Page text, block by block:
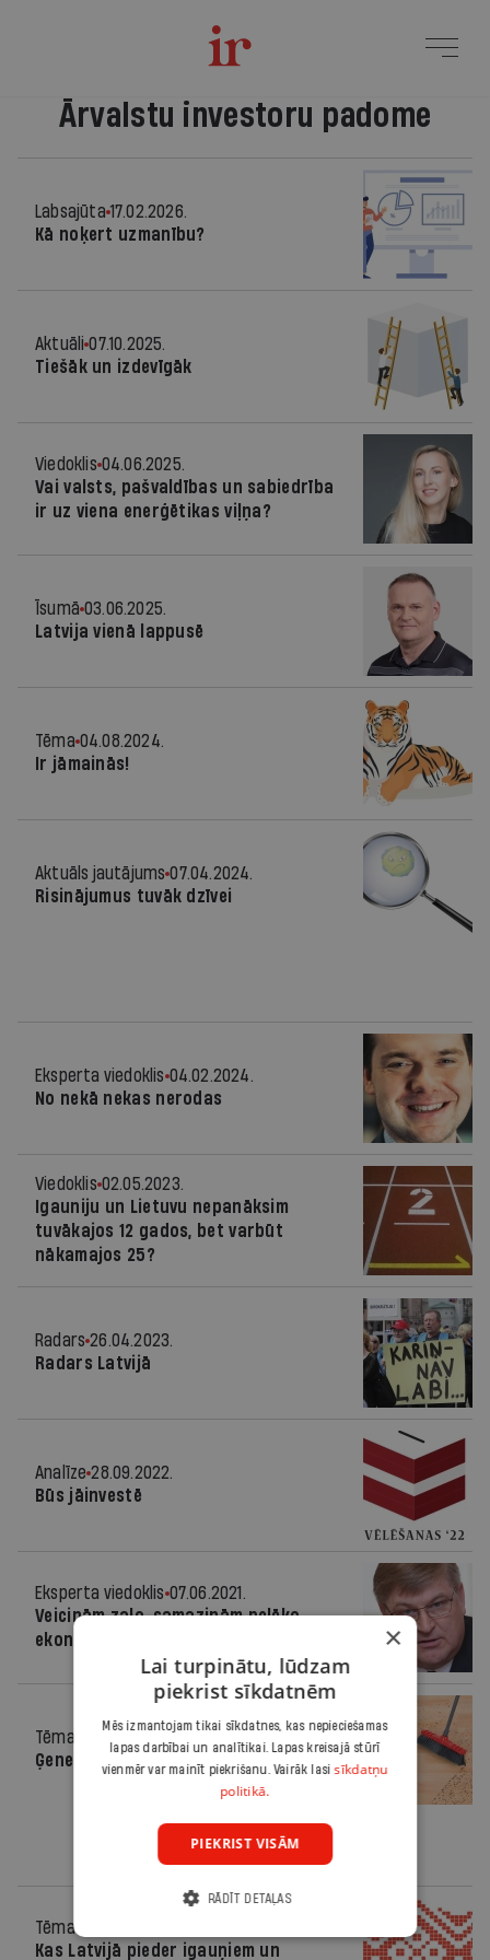
Ārvalstu investoru padome
Labsajūta 17.02.2026.
Kā noķert uzmanību?
Aktuāli 07.10.2025.
Tiešāk un izdevīgāk
Viedoklis 04.06.2025.
Vai valsts, pašvaldības un sabiedrība
ir uz viena enerģētikas viļņa?
Īsumā 03.06.2025.
Latvija vienā lappusē
Tēma 04.08.2024.
Ir jāmainās!
Aktuāls jautājums 07.04.2024.
Risinājumus tuvāk dzīvei
Eksperta viedoklis 04.02.2024.
No nekā nekas nerodas
Viedoklis 02.05.2023.
Igauniju un Lietuvu nepanāksim
tuvākajos 12 gados, bet varbūt
nākamajos 25?
Radars 26.04.2023.
Radars Latvijā
Analīze 28.09.2022.
Būs jāinvestē
Eksperta viedoklis 07.06.2021.
Veicinām zaļo, samazinām pelēko
ekonomiku
Tēma
Ģenerāltīrīšana
Tēma
Kas Latvijā pieder igauņiem un
×
Lai turpinātu, lūdzam
piekrist sīkdatnēm
Mēs izmantojam tikai sīkdatnes, kas nepieciešamas
lapas darbībai un analītikai. Lapas kreisajā stūrī
vienmēr var mainīt piekrišanu. Vairāk lasisīkdatņu
politikā.
PIEKRIST VISĀM
RĀDĪT DETAĻAS